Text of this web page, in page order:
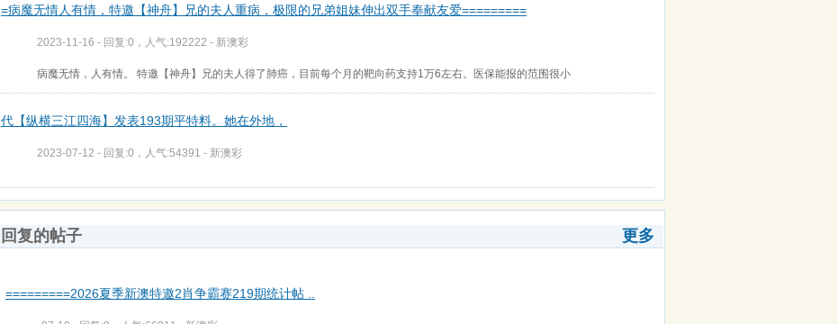
=病魔无情人有情，特邀【神舟】兄的夫人重病，极限的兄弟姐妹伸出双手奉献友爱=========
2023-11-16 - 回复:0，人气:192222 - 新澳彩
病魔无情，人有情。 特邀【神舟】兄的夫人得了肺癌，目前每个月的靶向药支持1万6左右。医保能报的范围很小
代【纵横三江四海】发表193期平特料。她在外地，
2023-07-12 - 回复:0，人气:54391 - 新澳彩
更多
回复的帖子
=========2026夏季新澳特邀2肖争霸赛219期统计帖 ..